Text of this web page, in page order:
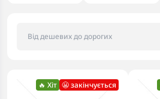
🔥 Хіт 😬 закінчується